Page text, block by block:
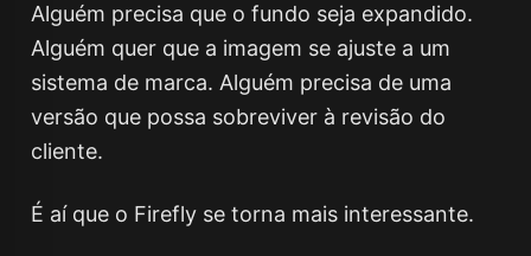
Alguém precisa que o fundo seja expandido.
Alguém quer que a imagem se ajuste a um
sistema de marca. Alguém precisa de uma
versão que possa sobreviver à revisão do
cliente.
É aí que o Firefly se torna mais interessante.